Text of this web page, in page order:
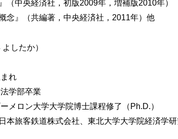
益と経済所得
ークとする利益概念：割引率・期待フロー一定
ークとする利益概念：割引率変動・期待フロー一定
数であることを明示した場合
の連続性
割引超過利益法の等価性と実証研究
過利益法の等価性
（中央経済社，初版2009年，増補版2010年）
念』（共編著，中央経済社，2011年）他
したか）
れ
学部卒業
メロン大学大学院博士課程修了（Ph.D.）
本旅客鉄道株式会社、東北大学大学院経済学